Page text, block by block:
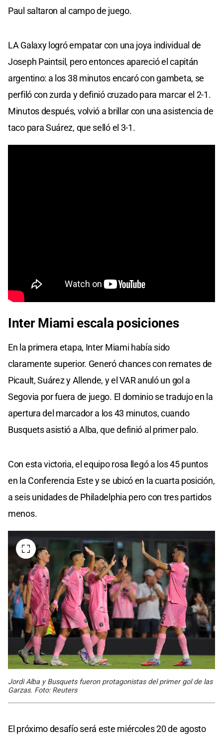
Paul saltaron al campo de juego.
LA Galaxy logró empatar con una joya individual de
Joseph Paintsil, pero entonces apareció el capitán
argentino: a los 38 minutos encaró con gambeta, se
perfiló con zurda y definió cruzado para marcar el 2-1.
Minutos después, volvió a brillar con una asistencia de
taco para Suárez, que selló el 3-1.
Inter Miami escala posiciones
En la primera etapa, Inter Miami había sido
claramente superior. Generó chances con remates de
Picault, Suárez y Allende, y el VAR anuló un gol a
Segovia por fuera de juego. El dominio se tradujo en la
apertura del marcador a los 43 minutos, cuando
Busquets asistió a Alba, que definió al primer palo.
Con esta victoria, el equipo rosa llegó a los 45 puntos
en la Conferencia Este y se ubicó en la cuarta posición,
a seis unidades de Philadelphia pero con tres partidos
menos.
Jordi Alba y Busquets fueron protagonistas del primer gol de las
Garzas. Foto: Reuters
El próximo desafío será este miércoles 20 de agosto